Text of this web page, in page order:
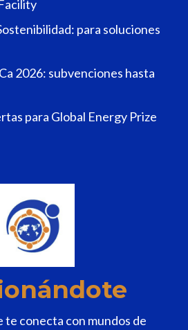
para soluciones
2026: subvenciones hasta
para Global Energy Prize
te conecta con mundos de